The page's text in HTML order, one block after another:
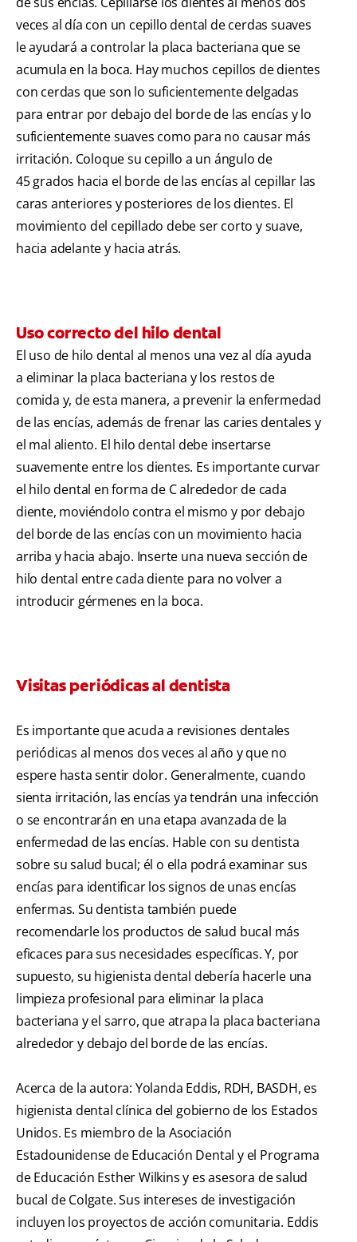
veces al día con un cepillo dental de cerdas suaves
le ayudará a controlar la placa bacteriana que se
acumula en la boca. Hay muchos cepillos de dientes
con cerdas que son lo suficientemente delgadas
para entrar por debajo del borde de las encías y lo
suficientemente suaves como para no causar más
irritación. Coloque su cepillo a un ángulo de
45 grados hacia el borde de las encías al cepillar las
caras anteriores y posteriores de los dientes. El
movimiento del cepillado debe ser corto y suave,
hacia adelante y hacia atrás.
Uso correcto del hilo dental
El uso de hilo dental al menos una vez al día ayuda
a eliminar la placa bacteriana y los restos de
comida y, de esta manera, a prevenir la enfermedad
de las encías, además de frenar las caries dentales y
el mal aliento. El hilo dental debe insertarse
suavemente entre los dientes. Es importante curvar
el hilo dental en forma de C alrededor de cada
diente, moviéndolo contra el mismo y por debajo
del borde de las encías con un movimiento hacia
arriba y hacia abajo. Inserte una nueva sección de
hilo dental entre cada diente para no volver a
introducir gérmenes en la boca.
Visitas periódicas al dentista
Es importante que acuda a revisiones dentales
periódicas al menos dos veces al año y que no
espere hasta sentir dolor. Generalmente, cuando
sienta irritación, las encías ya tendrán una infección
o se encontrarán en una etapa avanzada de la
enfermedad de las encías. Hable con su dentista
sobre su salud bucal; él o ella podrá examinar sus
encías para identificar los signos de unas encías
enfermas. Su dentista también puede
recomendarle los productos de salud bucal más
eficaces para sus necesidades específicas. Y, por
supuesto, su higienista dental debería hacerle una
limpieza profesional para eliminar la placa
bacteriana y el sarro, que atrapa la placa bacteriana
alrededor y debajo del borde de las encías.
Acerca de la autora: Yolanda Eddis, RDH, BASDH, es
higienista dental clínica del gobierno de los Estados
Unidos. Es miembro de la Asociación
Estadounidense de Educación Dental y el Programa
de Educación Esther Wilkins y es asesora de salud
bucal de Colgate. Sus intereses de investigación
incluyen los proyectos de acción comunitaria. Eddis